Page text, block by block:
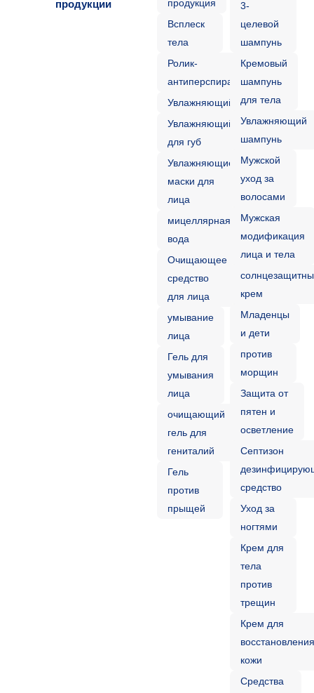
продукции
продукция
Всплеск
тела
Ролик-
антиперспирант
Увлажняющий
Увлажняющий
для губ
Увлажняющие
маски для
лица
мицеллярная
вода
Очищающее
средство
для лица
умывание
лица
Гель для
умывания
лица
очищающий
гель для
гениталий
Гель
против
прыщей
3-
целевой
шампунь
Кремовый
шампунь
для тела
Увлажняющий
шампунь
Мужской
уход за
волосами
Мужская
модификация
лица и тела
крем
Младенцы
и дети
против
морщин
Защита от
пятен и
осветление
Септизон
средство
Уход за
ногтями
Крем для
тела
против
трещин
Крем для
кожи
Средства